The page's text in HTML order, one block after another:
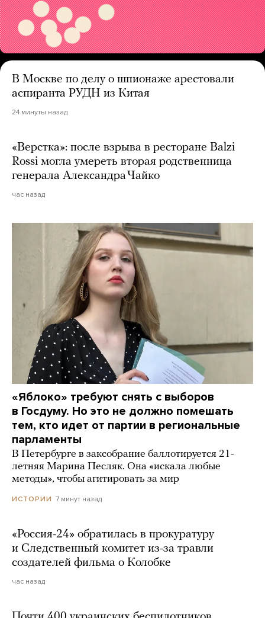
В Москве по делу о шпионаже арестовали
аспиранта РУДН из Китая
24 минуты назад
«Верстка»: после взрыва в ресторане Balzi
Rossi могла умереть вторая родственница
генерала Александра Чайко
час назад
«Яблоко» требуют снять с выборов
в Госдуму. Но это не должно помешать
тем, кто идет от партии в региональные
парламенты
В Петербурге в заксобрание баллотируется 21-
летняя Марина Песляк. Она «искала любые
методы», чтобы агитировать за мир
ИСТОРИИ 7 минут назад
«Россия-24» обратилась в прокуратуру
и Следственный комитет из-за травли
создателей фильма о Колобке
час назад